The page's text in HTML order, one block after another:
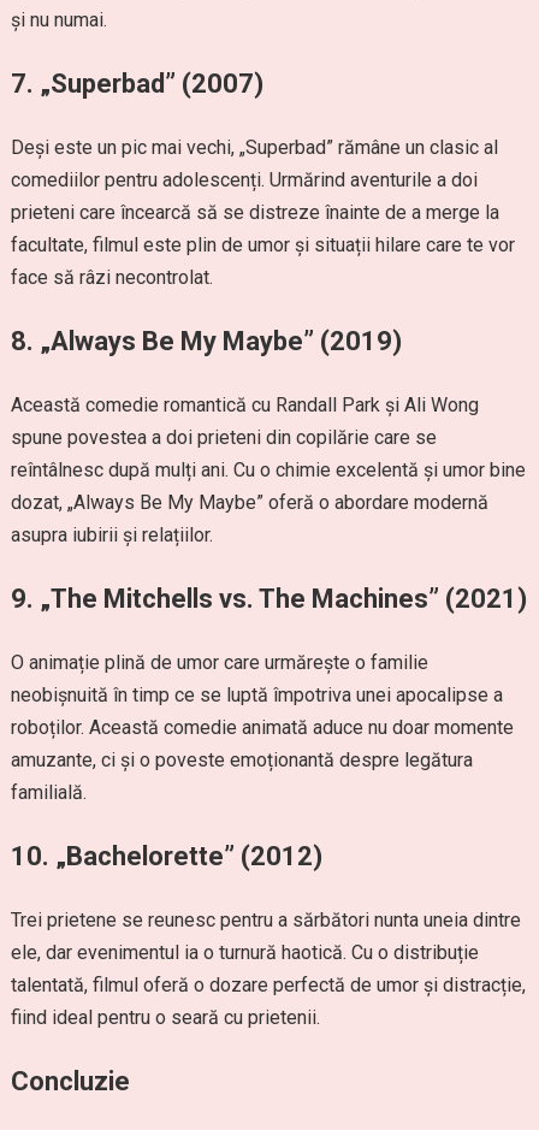
și nu numai.
7. „Superbad” (2007)
Deși este un pic mai vechi, „Superbad” rămâne un clasic al
comediilor pentru adolescenți. Urmărind aventurile a doi
prieteni care încearcă să se distreze înainte de a merge la
facultate, filmul este plin de umor și situații hilare care te vor
face să râzi necontrolat.
8. „Always Be My Maybe” (2019)
Această comedie romantică cu Randall Park și Ali Wong
spune povestea a doi prieteni din copilărie care se
reîntâlnesc după mulți ani. Cu o chimie excelentă și umor bine
dozat, „Always Be My Maybe” oferă o abordare modernă
asupra iubirii și relațiilor.
9. „The Mitchells vs. The Machines” (2021)
O animație plină de umor care urmărește o familie
neobișnuită în timp ce se luptă împotriva unei apocalipse a
roboților. Această comedie animată aduce nu doar momente
amuzante, ci și o poveste emoționantă despre legătura
familială.
10. „Bachelorette” (2012)
Trei prietene se reunesc pentru a sărbători nunta uneia dintre
ele, dar evenimentul ia o turnură haotică. Cu o distribuție
talentată, filmul oferă o dozare perfectă de umor și distracție,
fiind ideal pentru o seară cu prietenii.
Concluzie